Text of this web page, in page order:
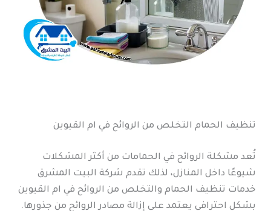
تنظيف الحمام التخلص من الروائح في ام القيوين
تُعد مشكلة الروائح في الحمامات من أكثر المشكلات
شيوعًا داخل المنازل، لذلك تقدم شركة البيت المشرق
خدمات تنظيف الحمام والتخلص من الروائح في ام القيوين
بشكل احترافي يعتمد على إزالة مصادر الروائح من جذورها.